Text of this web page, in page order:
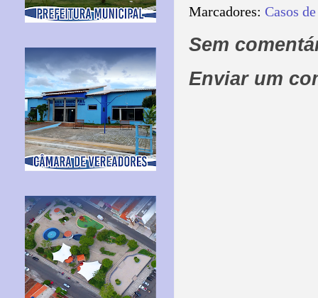
Marcadores: Casos
Sem
Enviar um